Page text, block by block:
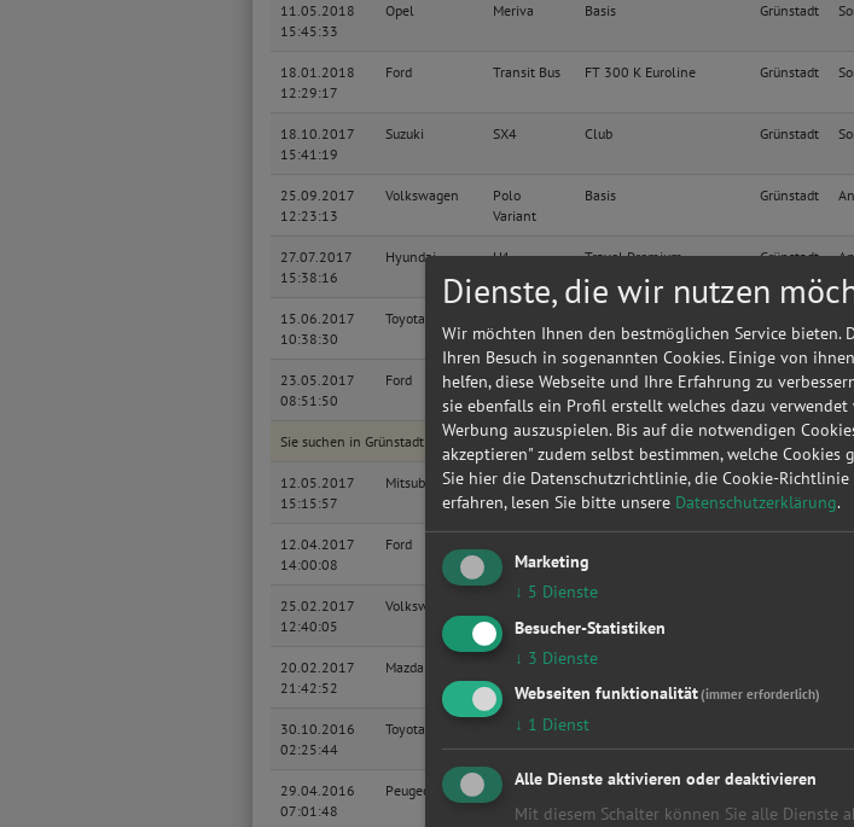
11.05.2018
15:45:33
Opel Meriva Basis Grünstadt
18.01.2018
12:29:17
Ford Transit Bus FT 300 K Euroline Grünstadt
18.10.2017
15:41:19
Suzuki SX4 Club Grünstadt
25.09.2017
12:23:13
Volkswagen
Polo
Variant
Basis Grünstadt
27.07.2017
15:38:16
Hyundai H1 Travel Premium Grünstadt
15.06.2017
10:38:30
Toyota
23.05.2017
08:51:50
Ford S Titanium Grünstadt
Sie suchen in Grünstadt eine günstige Werkstatt?Anfrage jetzt stellen
12.05.2017
15:15:57
Mitsubishi
Colt CZ3
Lim
CZT Grünstadt
12.04.2017
14:00:08
Ford
25.02.2017
12:40:05
Volkswagen
20.02.2017
21:42:52
Mazda Premacy Touring
30.10.2016
02:25:44
Toyota Corolla 1.6 Sol / Compact
29.04.2016
07:01:48
Peugeot 2008 Business-Line Grünstadt
Dienste, die wir nutzen
Wir möchten Ihnen den bestmöglichen Service bieten.
Ihren Besuch in sogenannten Cookies. Einige von
helfen, diese Webseite und Ihre Erfahrung zu
sie ebenfalls ein Profil erstellt welches dazu
Werbung auszuspielen. Bis auf die notwendigen
akzeptieren" zudem selbst bestimmen, welche
Sie hier die Datenschutzrichtlinie, die Cookie-Richtlinie
erfahren, lesen Sie bitte unsere Datenschutzerklärung.
Marketing
↓ 5 Dienste
Besucher-Statistiken
↓ 3 Dienste
Webseiten funktionalität(immer erforderlich)
↓ 1 Dienst
Alle Dienste aktivieren oder deaktivieren
Mit diesem Schalter können Sie alle Dienste